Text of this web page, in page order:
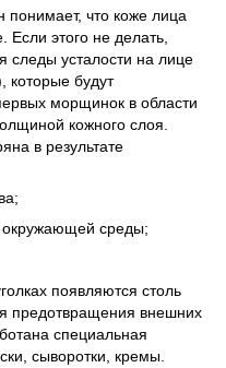
что коже лица
Если этого не делать,
следы усталости на лице
которые будут
морщинок в области
кожного слоя.
в результате
окружающей среды;
появляются столь
предотвращения внешних
специальная
сыворотки, кремы.